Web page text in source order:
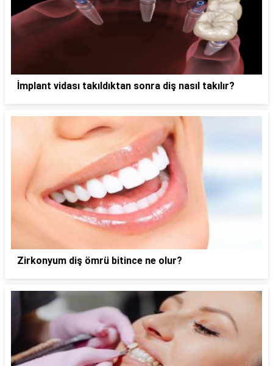
İmplant vidası takıldıktan sonra diş nasıl takılır?
Zirkonyum diş ömrü bitince ne olur?